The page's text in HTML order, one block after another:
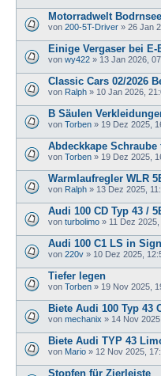
Motorradwelt
von 200-5T-Driver » 26 Jan
Einige Vergaser bei E-
von wy422 » 13 Jan 2026,
Classic Cars 02/2026
von Ralph » 10 Jan 2026,
B Säulen
von Torben » 19 Dez 2025,
Abdeckkape
von Torben » 19 Dez 2025,
Warmlaufregler WLR
von Ralph » 13 Dez 2025,
Audi 100 CD Typ 43 /
von turbolimo » 11 Dez
Audi 100 C1 LS in
von 220v » 10 Dez 2025,
Tiefer legen
von Torben » 19 Nov 2025,
Biete Audi 100 Typ 43
von mechanix » 14 Nov
Biete Audi TYP 43
von Mario » 12 Nov 2025,
Stopfen für Zierleiste